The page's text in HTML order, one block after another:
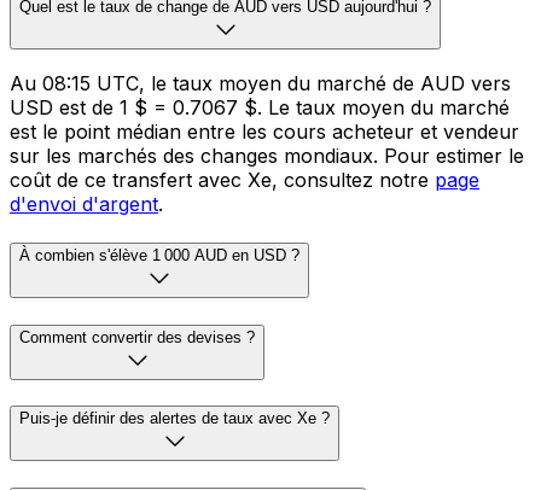
Quel est le taux de change de AUD vers USD aujourd'hui ?
Au 08:15 UTC, le taux moyen du marché de AUD vers
USD est de 1 $ = 0.7067 $. Le taux moyen du marché
est le point médian entre les cours acheteur et vendeur
sur les marchés des changes mondiaux. Pour estimer le
coût de ce transfert avec Xe, consultez notre page
d'envoi d'argent.
À combien s'élève 1 000 AUD en USD ?
Comment convertir des devises ?
Puis-je définir des alertes de taux avec Xe ?